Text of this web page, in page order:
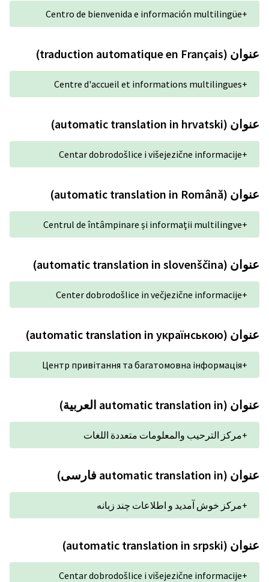
Centro de bienvenida
Centre d'accueil et
Centar
Centrul de
Center
Центр привітання та
اللغات
چند زبانه
Centar